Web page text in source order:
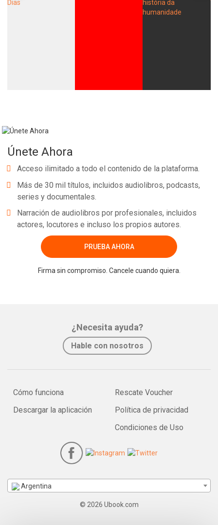
Únete Ahora
Acceso ilimitado a todo el contenido de la plataforma.
Más de 30 mil títulos, incluidos audiolibros, podcasts,
series y documentales.
Narración de audiolibros por profesionales, incluidos
actores, locutores e incluso los propios autores.
PRUEBA AHORA
Firma sin compromiso. Cancele cuando quiera.
¿Necesita ayuda?
Hable con nosotros
Cómo funciona
Descargar la aplicación
Rescate Voucher
Política de privacidad
Condiciones de Uso
Argentina
© 2026 Ubook.com